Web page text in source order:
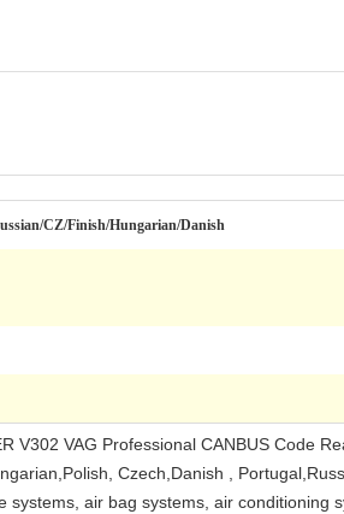
CZ/Finish/Hungarian/Danish
V302 VAG Professional CANBUS Code
Czech,Danish ,
systems, air bag systems, air